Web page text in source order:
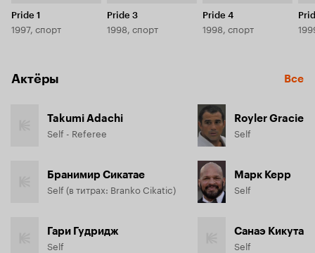
Pride 1
1997, спорт
Pride 3
1998, спорт
Pride 4
1998, спорт
Актёры Все
Takumi Adachi
Self - Referee
Бранимир Сикатае
Self (в титрах: Branko Cikatic)
Гари Гудридж
Self
Royler Gracie
Self
Марк Керр
Self
Санаэ Кикута
Self